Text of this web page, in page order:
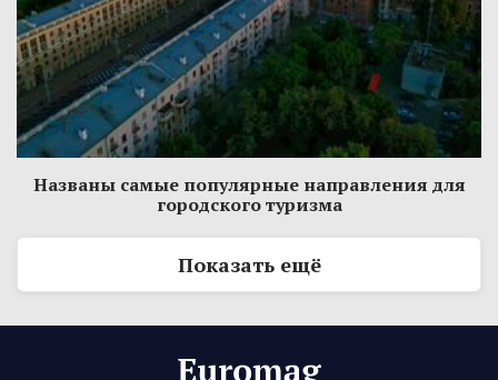
Названы самые популярные направления для
городского туризма
Показать ещё